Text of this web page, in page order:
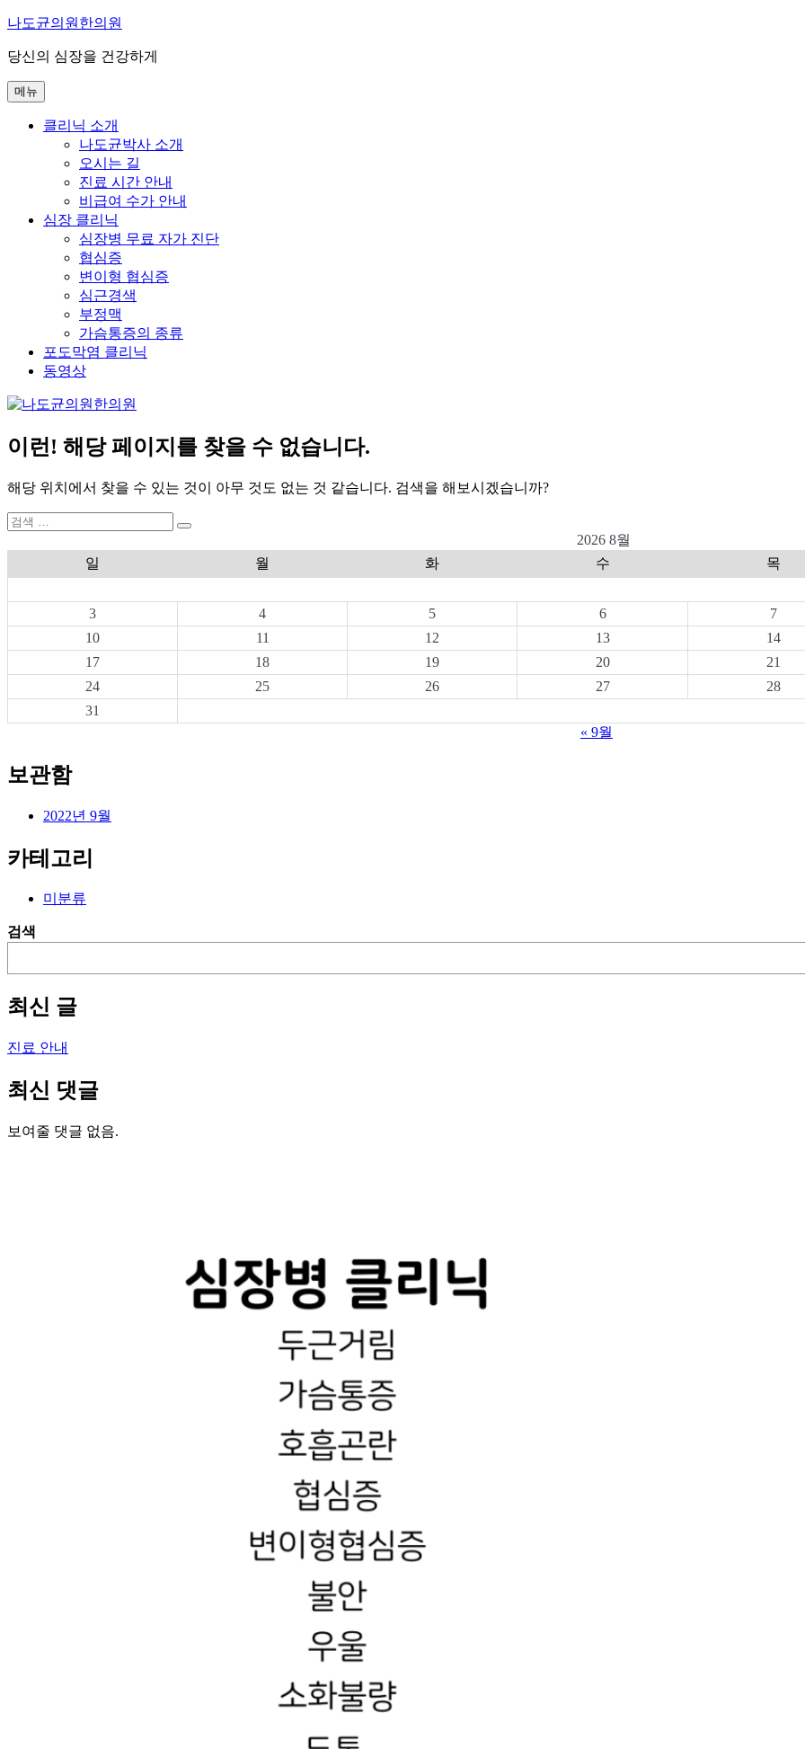
콘
츠
로
바
나도균의원한의원
당신의 심장을 건강하게
메뉴
클리닉 소개
나도균박사 소개
오시는 길
진료 시간 안내
비급여 수가 안내
심장 클리닉
심장병 무료 자가 진단
협심증
변이형 협심증
심근경색
부정맥
가슴통증의 종류
포도막염 클리닉
동영상
이런! 해당 페이지를 찾을 수 없습니다.
해당 위치에서 찾을 수 있는 것이 아무 것도 없는 것 같습니다. 검색을 해보시겠습니까?
검
검
색
2026 8월
일
월 화 수 목
3 4 5 6
7
10
11 12 13
14
17
18 19 20
21
24
25 26 27
28
31
« 9월
보관함
2022년 9월
카테고리
미분류
검색
최신 글
진료 안내
최신 댓글
보여줄 댓글 없음.